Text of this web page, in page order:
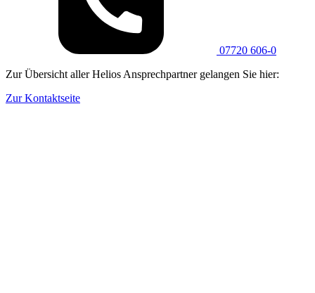
07720 606-0
Zur Übersicht aller Helios Ansprechpartner gelangen Sie hier:
Zur Kontaktseite